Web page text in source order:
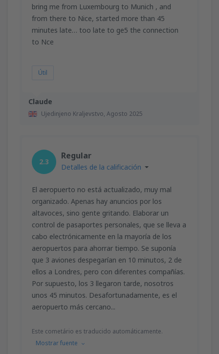
Claude
Ujedinjeno Kraljevstvo, Agosto 2025
bring me from Luxembourg to Munich , and
from there to Nice, started more than 45
minutes late… too late to ge5 the connection
to Nce
Útil
2.3
Regular
Detalles de la calificación
El aeropuerto no está actualizado, muy mal
organizado. Apenas hay anuncios por los
altavoces, sino gente gritando. Elaborar un
control de pasaportes personales, que se lleva a
cabo electrónicamente en la mayoría de los
aeropuertos para ahorrar tiempo. Se suponía
que 3 aviones despegarían en 10 minutos, 2 de
ellos a Londres, pero con diferentes compañías.
Por supuesto, los 3 llegaron tarde, nosotros
unos 45 minutos. Desafortunadamente, es el
aeropuerto más cercano...
Este cometário es traducido automáticamente.
Mostrar fuente